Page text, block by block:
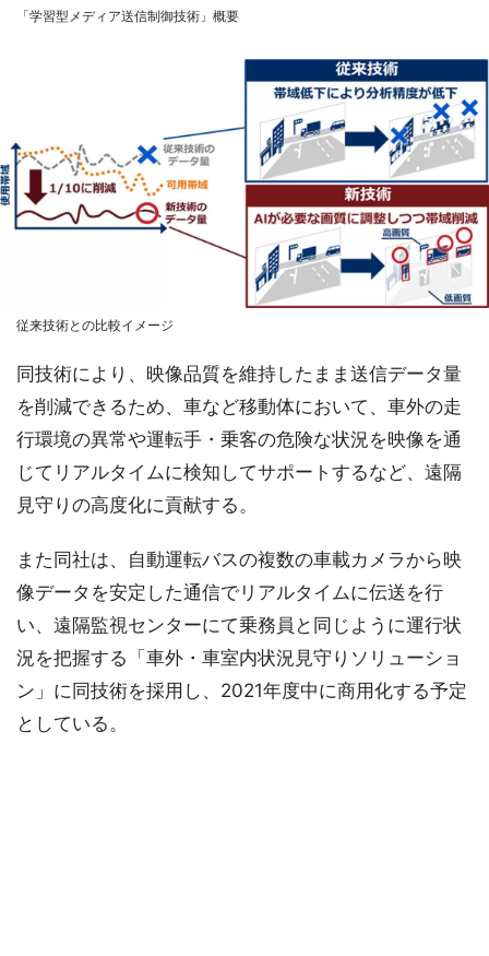
「学習型メディア送信制御技術」概要
従来技術との比較イメージ
同技術により、映像品質を維持したまま送信データ量
を削減できるため、車など移動体において、車外の走
行環境の異常や運転手・乗客の危険な状況を映像を通
じてリアルタイムに検知してサポートするなど、遠隔
見守りの高度化に貢献する。
また同社は、自動運転バスの複数の車載カメラから映
像データを安定した通信でリアルタイムに伝送を行
い、遠隔監視センターにて乗務員と同じように運行状
況を把握する「車外・車室内状況見守りソリューショ
ン」に同技術を採用し、2021年度中に商用化する予定
としている。